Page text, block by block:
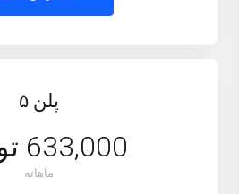
پلن ۵
633,000 تومان
ماهانه